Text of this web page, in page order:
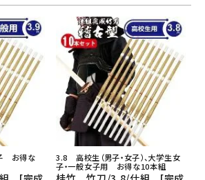
お得な
3.8 高校生（男子・女子）、大学生女
子・一般女子用 お得な10本組